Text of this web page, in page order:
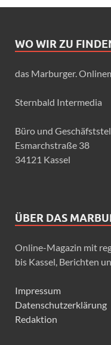
WO WIR ZU
das Marburger.
Sternbald Intermedia
Büro und
Esmarchstraße 38
34121 Kassel
ÜBER DAS
Online-Magazin mit
bis Kassel, Berichten
Impressum
Datenschutzerklärung
Redaktion